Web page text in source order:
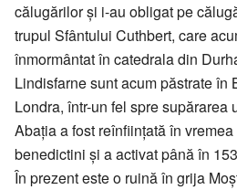
călugărilor şi i-au obligat pe
trupul Sfântului Cuthbert, care
înmormântat în catedrala din
Lindisfarne sunt acum păstrate în
Londra, într-un fel spre supărarea
Abaţia a fost reînfiinţată în
benedictini şi a activat până în
În prezent este o ruină în grija